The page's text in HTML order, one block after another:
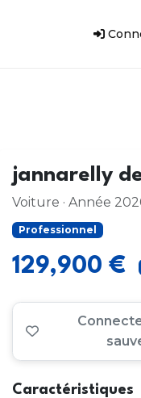
jannarelly
Voiture · Année
Professionnel
129,900 €
Caractéristiques